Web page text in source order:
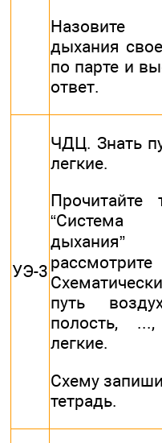
Назовите
дыхания
по парте и
ответ.
УЭ-3
ЧДЦ. Знать
легкие.
Прочитайте
путь
полость,
легкие.
Схему
тетрадь.